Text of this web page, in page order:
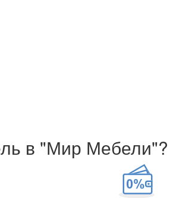
в "Мир Мебели"?